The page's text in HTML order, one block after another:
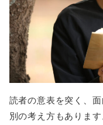
読者の意表を突く、
別の考え方もありま